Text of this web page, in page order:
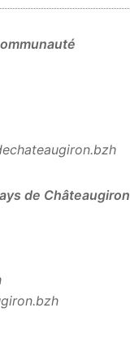
de Châteaugiron